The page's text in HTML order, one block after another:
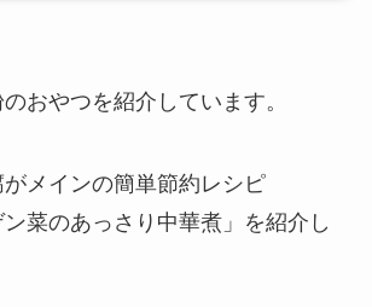
おやつを紹介しています。
メインの簡単節約レシピ
ン菜のあっさり中華煮」を紹介し